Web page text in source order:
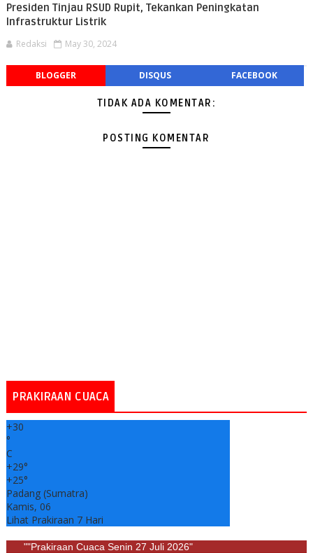
Presiden Tinjau RSUD Rupit, Tekankan Peningkatan
Infrastruktur Listrik
Redaksi May 30, 2024
BLOGGER DISQUS FACEBOOK
TIDAK ADA KOMENTAR:
POSTING KOMENTAR
PRAKIRAAN CUACA
+30
°
C
+29°
+25°
Padang (Sumatra)
Kamis, 06
Lihat Prakiraan 7 Hari
""Prakiraan Cuaca Senin 27 Juli 2026"